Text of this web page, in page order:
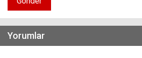
Yorumlar